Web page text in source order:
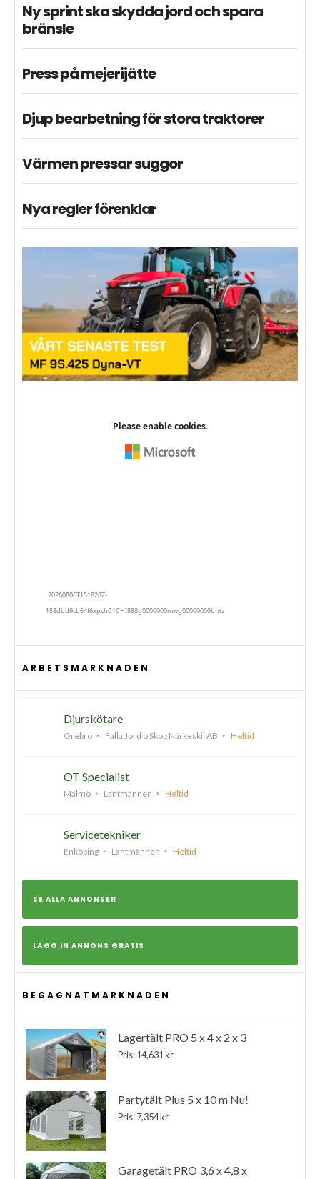
Ny sprint ska skydda jord och spara
bränsle
Press på mejerijätte
Djup bearbetning för stora traktorer
Värmen pressar suggor
Nya regler förenklar
ARBETSMARKNADEN
Djurskötare
Örebro Falla Jord o Skog Närkeskil AB Heltid
OT Specialist
Malmö Lantmännen Heltid
Servicetekniker
Enköping Lantmännen Heltid
SE ALLA ANNONSER
LÄGG IN ANNONS GRATIS
BEGAGNATMARKNADEN
Lagertält PRO 5 x 4 x 2 x 3
Pris: 14,631 kr
Partytält Plus 5 x 10 m Nu!
Pris: 7,354 kr
Garagetält PRO 3,6 x 4,8 x